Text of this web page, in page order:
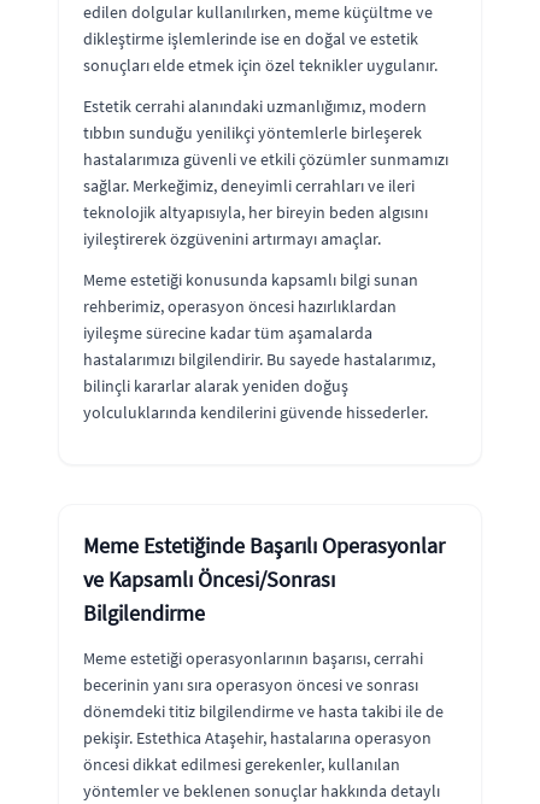
edilen dolgular kullanılırken, meme küçültme ve
dikleştirme işlemlerinde ise en doğal ve estetik
sonuçları elde etmek için özel teknikler uygulanır.
Estetik cerrahi alanındaki uzmanlığımız, modern
tıbbın sunduğu yenilikçi yöntemlerle birleşerek
hastalarımıza güvenli ve etkili çözümler sunmamızı
sağlar. Merkeğimiz, deneyimli cerrahları ve ileri
teknolojik altyapısıyla, her bireyin beden algısını
iyileştirerek özgüvenini artırmayı amaçlar.
Meme estetiği konusunda kapsamlı bilgi sunan
rehberimiz, operasyon öncesi hazırlıklardan
iyileşme sürecine kadar tüm aşamalarda
hastalarımızı bilgilendirir. Bu sayede hastalarımız,
bilinçli kararlar alarak yeniden doğuş
yolculuklarında kendilerini güvende hissederler.
Meme Estetiğinde Başarılı Operasyonlar
ve Kapsamlı Öncesi/Sonrası
Bilgilendirme
Meme estetiği operasyonlarının başarısı, cerrahi
becerinin yanı sıra operasyon öncesi ve sonrası
dönemdeki titiz bilgilendirme ve hasta takibi ile de
pekişir. Estethica Ataşehir, hastalarına operasyon
öncesi dikkat edilmesi gerekenler, kullanılan
yöntemler ve beklenen sonuçlar hakkında detaylı